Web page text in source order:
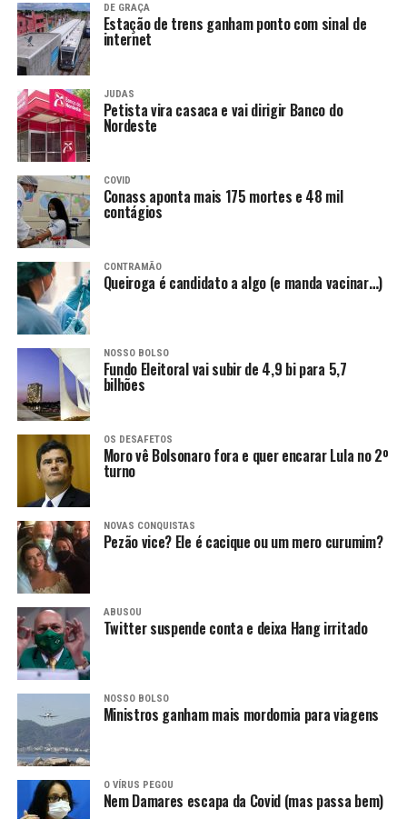
DE GRAÇA
Estação de trens ganham ponto com sinal de
internet
JUDAS
Petista vira casaca e vai dirigir Banco do
Nordeste
COVID
Conass aponta mais 175 mortes e 48 mil
contágios
CONTRAMÃO
Queiroga é candidato a algo (e manda vacinar…)
NOSSO BOLSO
Fundo Eleitoral vai subir de 4,9 bi para 5,7
bilhões
OS DESAFETOS
Moro vê Bolsonaro fora e quer encarar Lula no 2º
turno
NOVAS CONQUISTAS
Pezão vice? Ele é cacique ou um mero curumim?
ABUSOU
Twitter suspende conta e deixa Hang irritado
NOSSO BOLSO
Ministros ganham mais mordomia para viagens
O VÍRUS PEGOU
Nem Damares escapa da Covid (mas passa bem)